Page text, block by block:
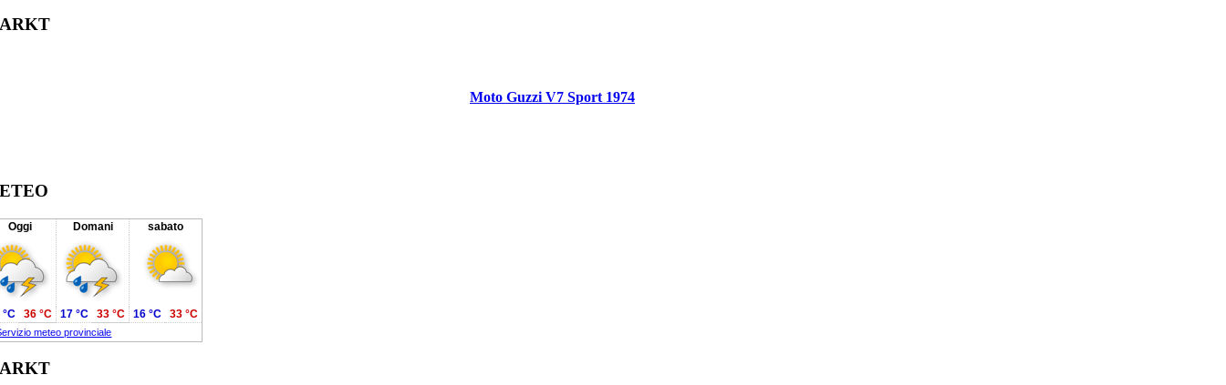
Facebook
Twitter
Reddit
LinkedIn
WhatsApp
Tumblr
Pinterest
Vk
Xing
Email
Moto Guzzi V7 Sport 1974
Oggi Domani sabato
meteo provinciale
°C 36 °C 17 °C 33 °C 16 °C 33 °C